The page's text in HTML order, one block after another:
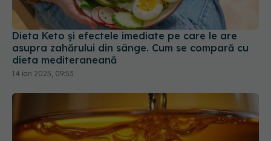
Dieta Keto și efectele imediate pe care le are
asupra zahărului din sânge. Cum se compară cu
dieta mediteraneană
14 ian 2025, 09:53